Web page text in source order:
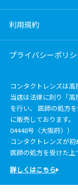
利用規約
プライバシーポリシ
コンタクトレンズは高
当店は法律に則り「
を行い、 医師の処方
に販売しております
04448号〈大阪府〉）
コンタクトレンズが初
医師の処方を受けた上
詳しくはこちら